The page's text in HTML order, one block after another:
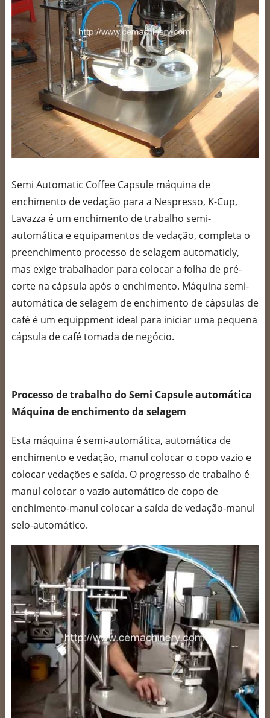
Semi Automatic Coffee Capsule máquina de
enchimento de vedação para a Nespresso, K-Cup,
Lavazza é um enchimento de trabalho semi-
automática e equipamentos de vedação, completa o
preenchimento processo de selagem automaticly,
mas exige trabalhador para colocar a folha de pré-
corte na cápsula após o enchimento. Máquina semi-
automática de selagem de enchimento de cápsulas de
café é um equippment ideal para iniciar uma pequena
cápsula de café tomada de negócio.
Processo de trabalho do Semi Capsule automática
Máquina de enchimento da selagem
Esta máquina é semi-automática, automática de
enchimento e vedação, manul colocar o copo vazio e
colocar vedações e saída. O progresso de trabalho é
manul colocar o vazio automático de copo de
enchimento-manul colocar a saída de vedação-manul
selo-automático.